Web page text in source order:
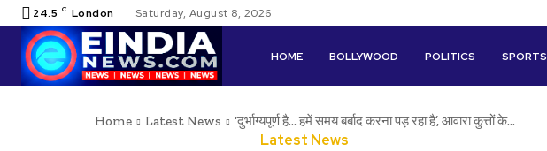
24.5 C London Saturday, August 8, 2026
HOME BOLLYWOOD POLITICS SPORTS
Home Latest News ‘दुर्भाग्यपूर्ण है… हमें समय बर्बाद करना पड़ रहा है’, आवारा कुत्तों के...
Latest News